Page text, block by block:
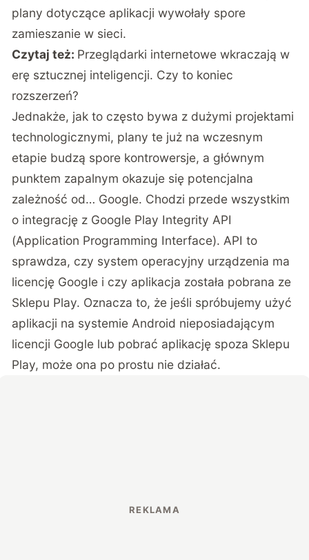
plany dotyczące aplikacji wywołały spore
zamieszanie w sieci.
Czytaj też: Przeglądarki internetowe wkraczają w
erę sztucznej inteligencji. Czy to koniec
rozszerzeń?
Jednakże, jak to często bywa z dużymi projektami
technologicznymi, plany te już na wczesnym
etapie budzą spore kontrowersje, a głównym
punktem zapalnym okazuje się potencjalna
zależność od… Google. Chodzi przede wszystkim
o integrację z Google Play Integrity API
(Application Programming Interface). API to
sprawdza, czy system operacyjny urządzenia ma
licencję Google i czy aplikacja została pobrana ze
Sklepu Play. Oznacza to, że jeśli spróbujemy użyć
aplikacji na systemie Android nieposiadającym
licencji Google lub pobrać aplikację spoza Sklepu
Play, może ona po prostu nie działać.